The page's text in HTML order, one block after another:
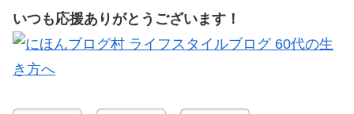
いつも応援ありがとうございます！